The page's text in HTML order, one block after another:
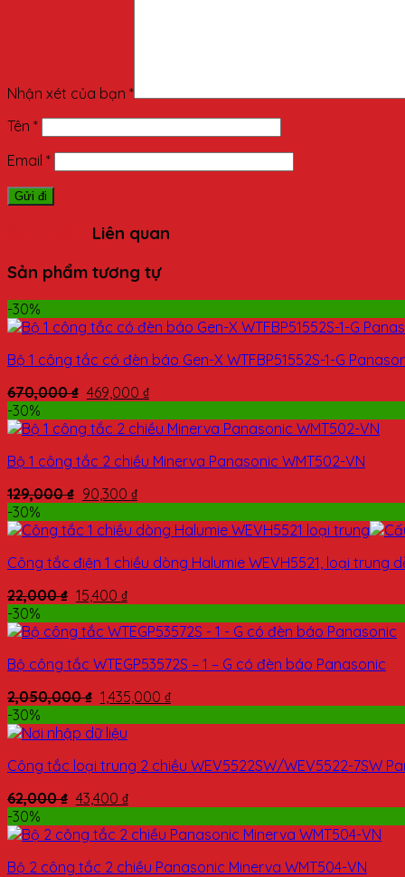
Nhận xét của bạn *
Tên *
Email *
Liên quan
Sản phẩm tương tự
-30%
Bộ 1 công tắc có đèn báo Gen-X WTFBP51552S-1-G
670,000₫ 469,000 ₫
-30%
Bộ 1 công tắc 2 chiều Minerva Panasonic WMT502-VN
129,000₫ 90,300 ₫
-30%
Công tắc điện 1 chiều dòng Halumie WEVH5521, loại trung
22,000₫ 15,400 ₫
-30%
Bộ công tắc WTEGP53572S – 1 – G có đèn báo Panasonic
2,050,000₫ 1,435,000 ₫
-30%
Công tắc loại trung 2 chiều WEV5522SW/WEV5522-7SW
62,000₫ 43,400 ₫
-30%
Bộ 2 công tắc 2 chiều Panasonic Minerva WMT504-VN